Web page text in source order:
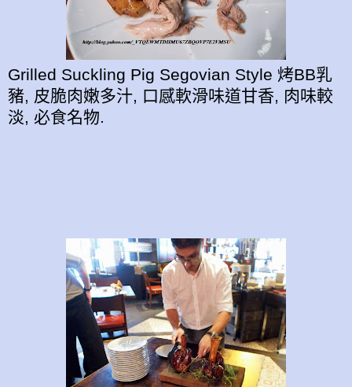
Grilled Suckling Pig Segovian Style 烤BB乳
豬, 皮脆肉嫩多汁, 口感軟滑味道甘香, 肉味較
淡, 必食名物.